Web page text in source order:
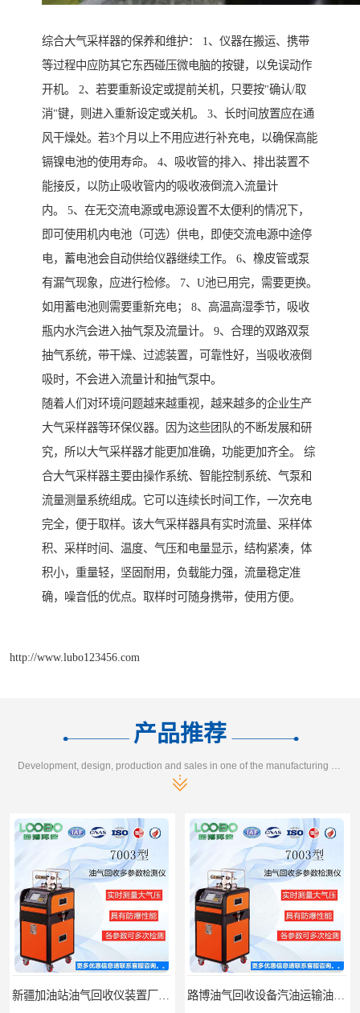
综合大气采样器的保养和维护： 1、仪器在搬运、携带
等过程中应防其它东西碰压微电脑的按键，以免误动作
开机。 2、若要重新设定或提前关机，只要按"确认/取
消"键，则进入重新设定或关机。 3、长时间放置应在通
风干燥处。若3个月以上不用应进行补充电，以确保高能
镉镍电池的使用寿命。 4、吸收管的排入、排出装置不
能接反，以防止吸收管内的吸收液倒流入流量计
内。 5、在无交流电源或电源设置不太便利的情况下，
即可使用机内电池（可选）供电，即使交流电源中途停
电，蓄电池会自动供给仪器继续工作。 6、橡皮管或泵
有漏气现象，应进行检修。 7、U池已用完，需要更换。
如用蓄电池则需要重新充电； 8、高温高湿季节，吸收
瓶内水汽会进入抽气泵及流量计。 9、合理的双路双泵
抽气系统，带干燥、过滤装置，可靠性好，当吸收液倒
吸时，不会进入流量计和抽气泵中。
随着人们对环境问题越来越重视，越来越多的企业生产
大气采样器等环保仪器。因为这些团队的不断发展和研
究，所以大气采样器才能更加准确，功能更加齐全。 综
合大气采样器主要由操作系统、智能控制系统、气泵和
流量测量系统组成。它可以连续长时间工作，一次充电
完全，便于取样。该大气采样器具有实时流量、采样体
积、采样时间、温度、气压和电量显示，结构紧凑，体
积小，重量轻，坚固耐用，负载能力强，流量稳定准
确，噪音低的优点。取样时可随身携带，使用方便。
http://www.lubo123456.com
产品推荐
新疆加油站油气回收仪装置厂家报价 路博油气回收设备汽油运输油气回收设备厂家直销